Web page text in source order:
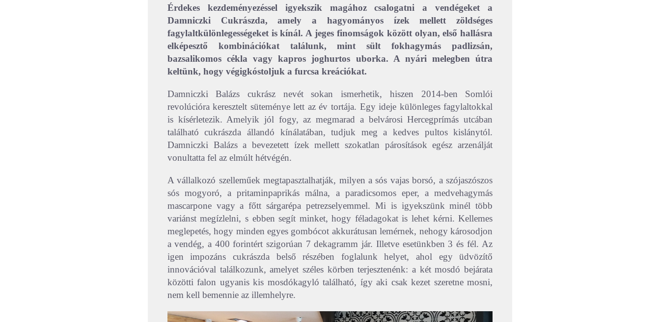
Érdekes kezdeményezéssel igyekszik magához csalogatni a vendégeket a
Damniczki Cukrászda, amely a hagyományos ízek mellett zöldséges
fagylaltkülönlegességeket is kínál. A jeges finomságok között olyan, első hallásra
elképesztő kombinációkat találunk, mint sült fokhagymás padlizsán,
bazsalikomos cékla vagy kapros joghurtos uborka. A nyári melegben útra
keltünk, hogy végigkóstoljuk a furcsa kreációkat.
Damniczki Balázs cukrász nevét sokan ismerhetik, hiszen 2014-ben Somlói
revolúcióra keresztelt süteménye lett az év tortája. Egy ideje különleges fagylaltokkal
is kísérletezik. Amelyik jól fogy, az megmarad a belvárosi Hercegprímás utcában
található cukrászda állandó kínálatában, tudjuk meg a kedves pultos kislánytól.
Damniczki Balázs a bevezetett ízek mellett szokatlan párosítások egész arzenálját
vonultatta fel az elmúlt hétvégén.
A vállalkozó szelleműek megtapasztalhatják, milyen a sós vajas borsó, a szójaszószos
sós mogyoró, a pritaminpaprikás málna, a paradicsomos eper, a medvehagymás
mascarpone vagy a főtt sárgarépa petrezselyemmel. Mi is igyekszünk minél több
variánst megízlelni, s ebben segít minket, hogy féladagokat is lehet kérni. Kellemes
meglepetés, hogy minden egyes gombócot akkurátusan lemérnek, nehogy károsodjon
a vendég, a 400 forintért szigorúan 7 dekagramm jár. Illetve esetünkben 3 és fél.Az
igen impozáns cukrászda belső részében foglalunk helyet, ahol egy üdvözítő
innovációval találkozunk, amelyet széles körben terjesztenénk: a két mosdó bejárata
közötti falon ugyanis kis mosdókagyló található, így aki csak kezet szeretne mosni,
nem kell bemennie az illemhelyre.